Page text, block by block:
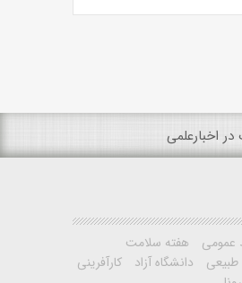
در اخبارعلمی
عمومی
هفته سلامت
طبیعی دانشگاه آزاد
کارآفرینی